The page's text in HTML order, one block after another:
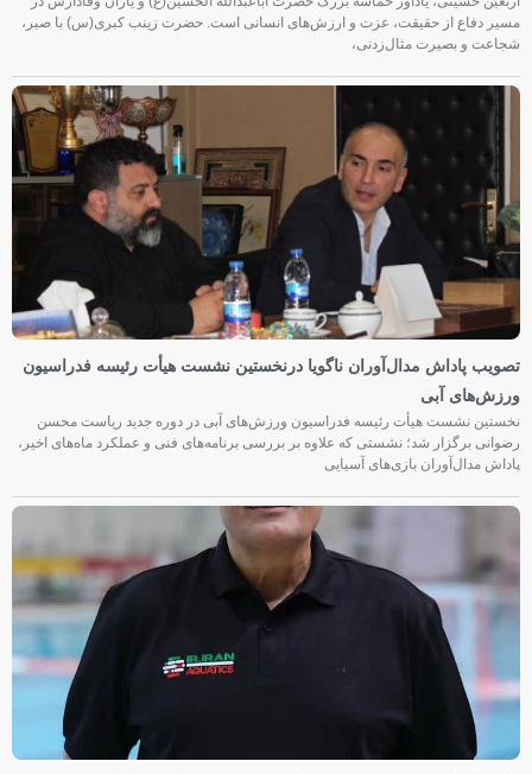
مسیر دفاع از حقیقت، عزت و ارزش‌های انسانی است. حضرت زینب کبری(س) با صبر،
شجاعت و بصیرت مثال‌زدنی،
تصویب پاداش مدال‌آوران ناگویا درنخستین نشست هیأت رئیسه فدراسیون
ورزش‌های آبی
نخستین نشست هیأت رئیسه فدراسیون ورزش‌های آبی در دوره جدید ریاست محسن
رضوانی برگزار شد؛ نشستی که علاوه بر بررسی برنامه‌های فنی و عملکرد ماه‌های اخیر،
پاداش مدال‌آوران بازی‌های آسیایی